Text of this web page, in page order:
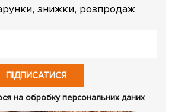
знижки, розпродаж
ПІДПИСАТИСЯ
на обробку персональних даних